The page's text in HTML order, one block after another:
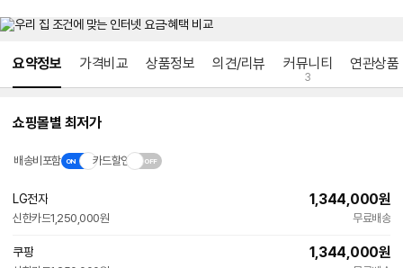
요약정보 가격비교 상품정보 의견/리뷰 커뮤니티
3
연관상품
쇼핑몰별 최저가
배송비포함 카드할인
LG전자
증
신한카드1,250,000원
1,344,000원
무료배송
쿠팡 1,344,000원